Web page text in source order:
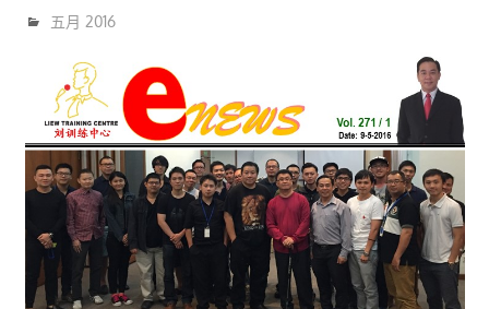
5月 9, 2016
trainer
五月 2016